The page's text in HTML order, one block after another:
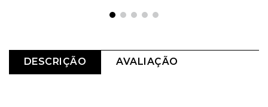
DESCRIÇÃO AVALIAÇÃO